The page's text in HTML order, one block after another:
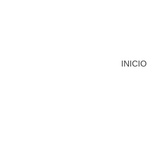
INICIO